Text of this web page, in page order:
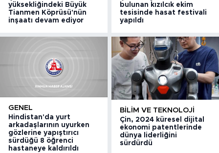
yüksekliğindeki Büyük
Tianmen Köprüsü'nün
inşaatı devam ediyor
bulunan kızılcık ekim
tesisinde hasat festivali
yapıldı
GENEL
Hindistan'da yurt
arkadaşlarının uyurken
gözlerine yapıştırıcı
sürdüğü 8 öğrenci
hastaneye kaldırıldı
BILIM VE TEKNOLOJI
Çin, 2024 küresel dijital
ekonomi patentlerinde
dünya liderliğini
sürdürdü